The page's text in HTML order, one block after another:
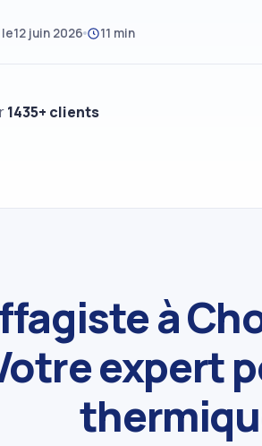
12 juin 2026 11 min
1435+ clients
à
expert